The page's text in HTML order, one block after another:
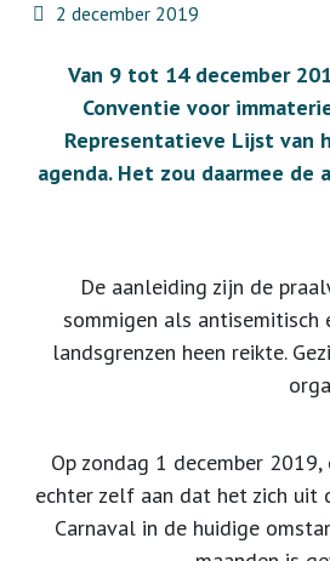
2 december 2019
Van 9 tot 14 december
Conventie voor
Representatieve Lijst van
agenda. Het zou daarmee
De aanleiding zijn de praal
sommigen als antisemitisch
landsgrenzen heen reikte. G
Op zondag 1 december
echter zelf aan dat het zich uit
Carnaval in de huidige